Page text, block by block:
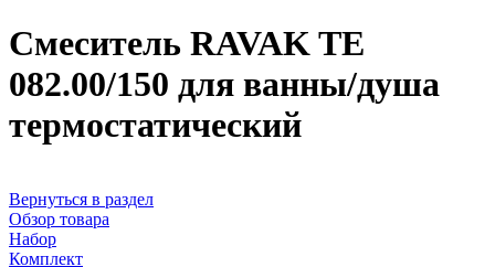
Смеситель RAVAK TE
082.00/150 для ванны/душа
термостатический
Вернуться в раздел
Обзор товара
Набор
Комплект